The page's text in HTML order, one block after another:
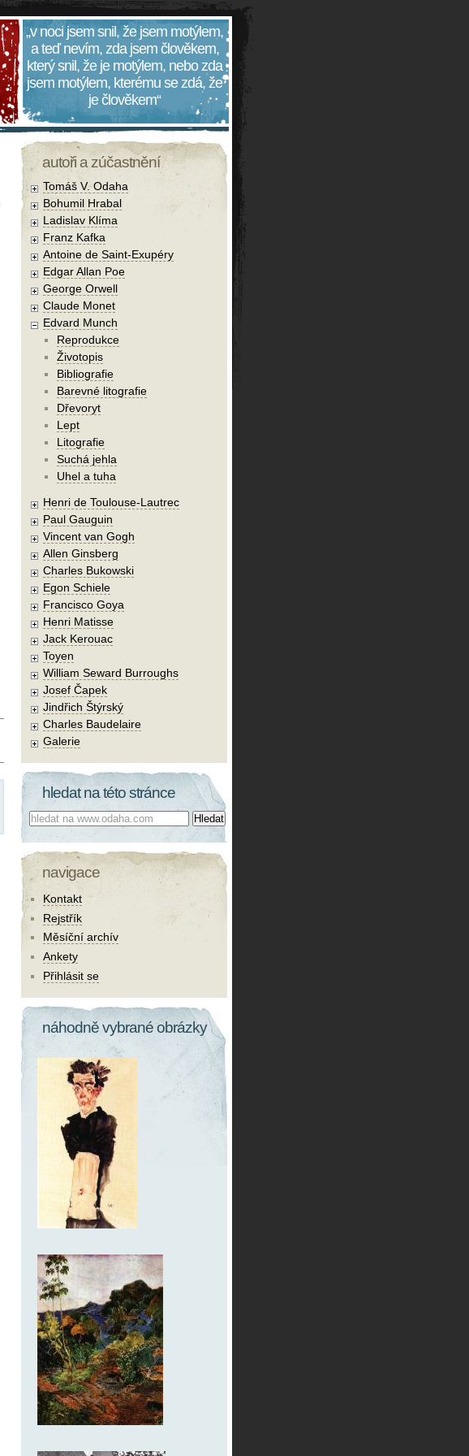
„v noci jsem snil, že jsem motýlem,
a teď nevím, zda jsem člověkem,
který snil, že je motýlem, nebo zda
jsem motýlem, kterému se zdá, že
je člověkem“
autoři a zúčastnění
Tomáš V. Odaha
Bohumil Hrabal
Ladislav Klíma
Franz Kafka
Antoine de Saint-Exupéry
Edgar Allan Poe
George Orwell
Claude Monet
Edvard Munch
Reprodukce
Životopis
Bibliografie
Barevné litografie
Dřevoryt
Lept
Litografie
Suchá jehla
Uhel a tuha
Henri de Toulouse-Lautrec
Paul Gauguin
Vincent van Gogh
Allen Ginsberg
Charles Bukowski
Egon Schiele
Francisco Goya
Henri Matisse
Jack Kerouac
Toyen
William Seward Burroughs
Josef Čapek
Jindřich Štýrský
Charles Baudelaire
Galerie
hledat na této stránce
Co hledat:
navigace
Kontakt
Rejstřík
Měsíční archív
Ankety
Přihlásit se
náhodně vybrané obrázky